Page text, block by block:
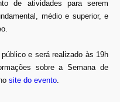
de atividades para serem
médio e superior, e
e será realizado às 19h
sobre a Semana de
site do evento.